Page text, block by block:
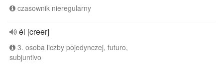
czasownik nieregularny
él [creer]
3. osoba liczby pojedynczej, futuro,
subjuntivo